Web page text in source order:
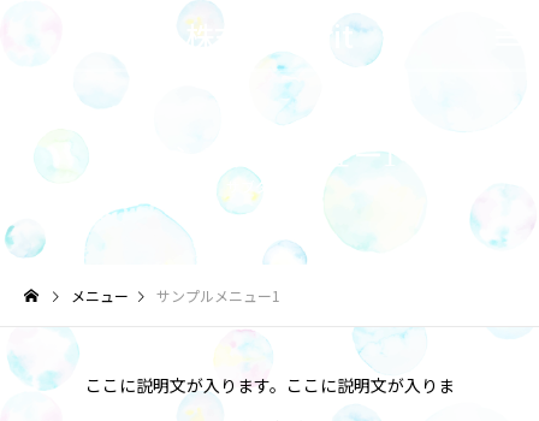
株式会社Grit
サンプルメニュー1
サブタイトル
メニュー サンプルメニュー1
ここに説明文が入ります。ここに説明文が入りま